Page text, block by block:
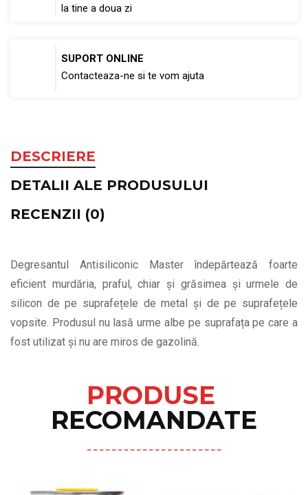
la tine a doua zi
SUPORT ONLINE
Contacteaza-ne si te vom ajuta
DESCRIERE
DETALII ALE PRODUSULUI
RECENZII (0)
Degresantul Antisiliconic Master îndepărtează foarte
eficient murdăria, praful, chiar și grăsimea și urmele de
silicon de pe suprafețele de metal și de pe suprafețele
vopsite. Produsul nu lasă urme albe pe suprafața pe care a
fost utilizat și nu are miros de gazolină.
PRODUSE
RECOMANDATE